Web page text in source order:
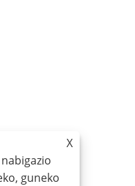
X
guneko